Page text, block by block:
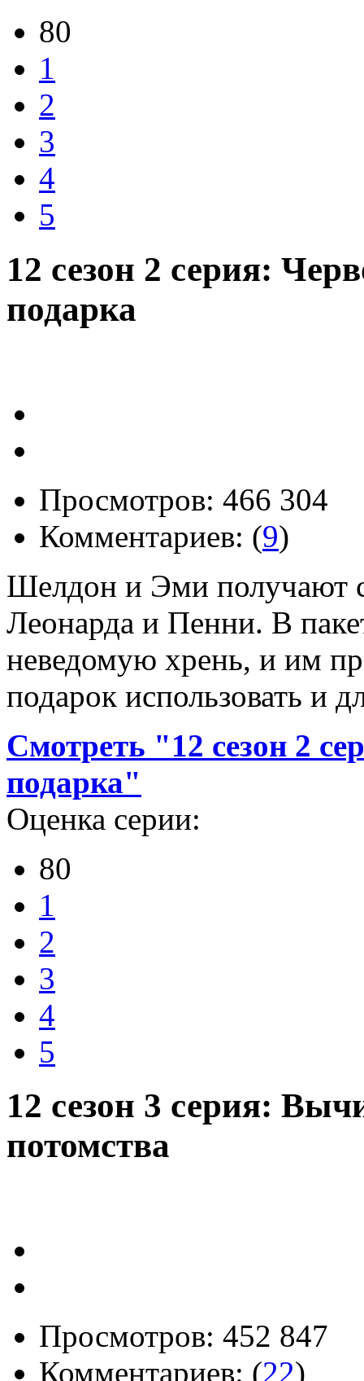
80
1
2
3
4
5
12 сезон 2 серия:
подарка
Просмотров: 466 304
Комментариев: (9)
Шелдон и Эми получают
Леонарда и Пенни. В
неведомую хрень, и им
подарок использовать и
Смотреть "12 сезон 2
подарка"
Оценка серии:
80
1
2
3
4
5
12 сезон 3 серия:
потомства
Просмотров: 452 847
Комментариев: (22)